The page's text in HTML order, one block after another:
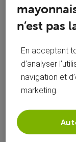
149 11
plepeer a
Bonjour, je
plus. Que dois-je
n’est pas
En acceptant
d’analyser
navigation et
marketing.